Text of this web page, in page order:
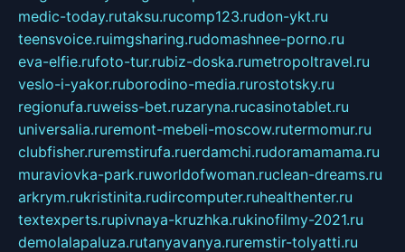
medic-today.rutaksu.rucomp123.rudon-ykt.ru
teensvoice.ruimgsharing.rudomashnee-porno.ru
eva-elfie.rufoto-tur.rubiz-doska.rumetropoltravel.ru
veslo-i-yakor.ruborodino-media.rurostotsky.ru
regionufa.ruweiss-bet.ruzaryna.rucasinotablet.ru
universalia.ruremont-mebeli-moscow.rutermomur.ru
clubfisher.ruremstirufa.ruerdamchi.rudoramamama.ru
muraviovka-park.ruworldofwoman.ruclean-dreams.ru
arkrym.rukristinita.rudircomputer.ruhealthenter.ru
textexperts.rupivnaya-kruzhka.rukinofilmy-2021.ru
demolalapaluza.rutanyavanya.ruremstir-tolyatti.ru